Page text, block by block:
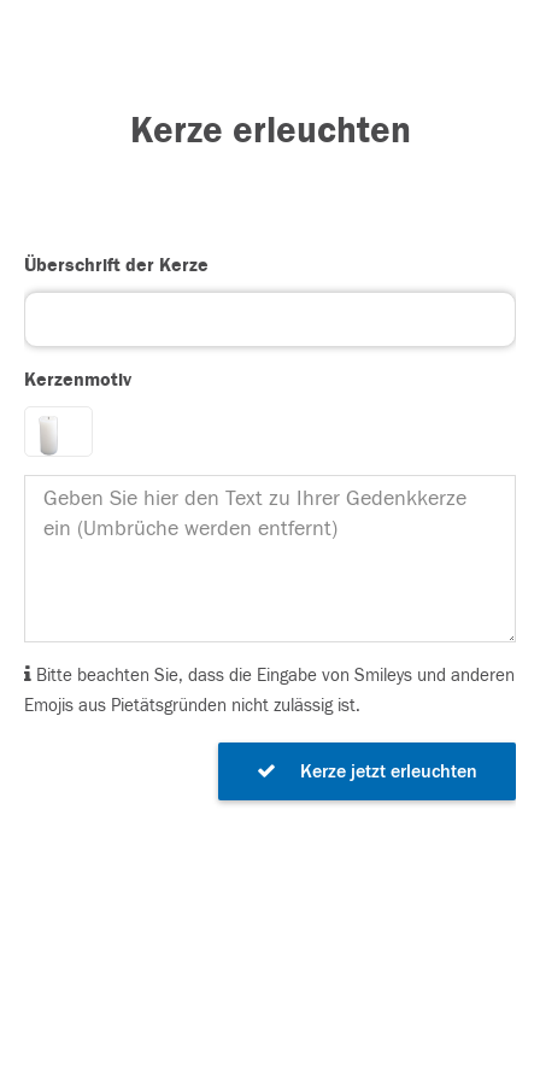
Kerze erleuchten
Überschrift der Kerze
Kerzenmotiv
Bitte beachten Sie, dass die Eingabe von Smileys und anderen
Emojis aus Pietätsgründen nicht zulässig ist.
Kerze jetzt erleuchten